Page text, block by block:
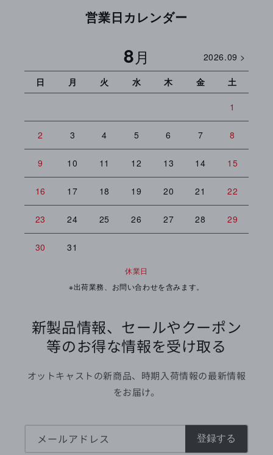
営業日カレンダー
8月 2026.09 >
日 月 火 水 木 金 土
1
2 3 4 5 6 7 8
9 10 11 12 13 14 15
16 17 18 19 20 21 22
23 24 25 26 27 28 29
30 31
休業日
※出荷業務、お問い合わせを含みます。
新製品情報、セールやクーポン
等のお得な情報を受け取る
オットキャストの新商品、時期入荷情報の最新情報
をお届け。
メールアドレス 登録する